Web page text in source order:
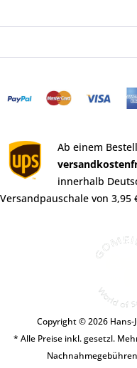
Ab einem
innerhalb
Versandpauschale von 3,95
Copyright © 2026 Hans-
* Alle Preise inkl. gesetzl.